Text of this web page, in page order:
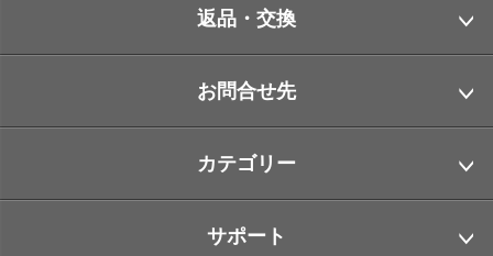
返品・交換
お問合せ先
カテゴリー
サポート